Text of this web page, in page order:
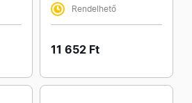
Rendelhető
11 652 Ft